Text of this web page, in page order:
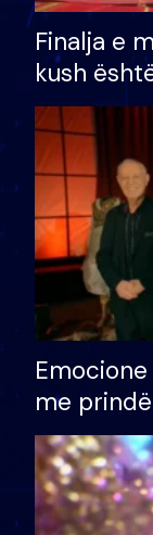
Finalja e
kush
shtëpinë
të fituar
me
divorci